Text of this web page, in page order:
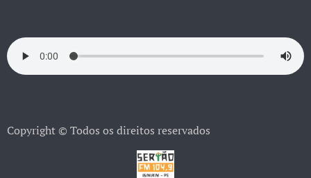
Copyright © Todos os direitos reservados